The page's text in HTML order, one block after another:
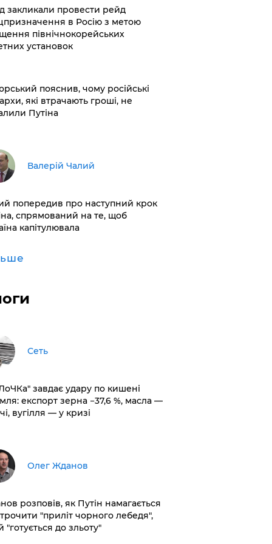
закликали провести рейд
в Росію з метою
північнокорейських
установок
пояснив, чому російські
які втрачають гроші, не
Путіна
Валерій Чалий
попередив про наступний крок
спрямований на те, щоб
капітулювала
Сеть
завдає удару по кишені
експорт зерна −37,6 %, масла —
вугілля — у кризі
Олег Жданов
розповів, як Путін намагається
"приліт чорного лебедя",
"готується до зльоту"